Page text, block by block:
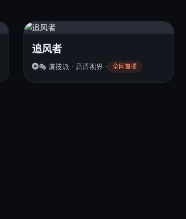
追风者
🎭 演技派 · 高清视界 · 全网首播